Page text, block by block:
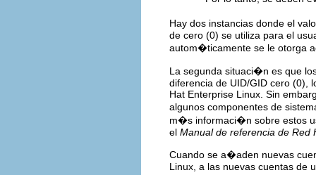
Hay dos instancias donde el
de cero (0) se utiliza para el
autom�ticamente se le otorga
La segunda situaci�n es que
diferencia de UID/GID cero (0),
Hat Enterprise Linux. Sin
algunos componentes de
m�s informaci�n sobre estos
el Manual de referencia de Red
Cuando se a�aden nuevas
Linux, a las nuevas cuentas de